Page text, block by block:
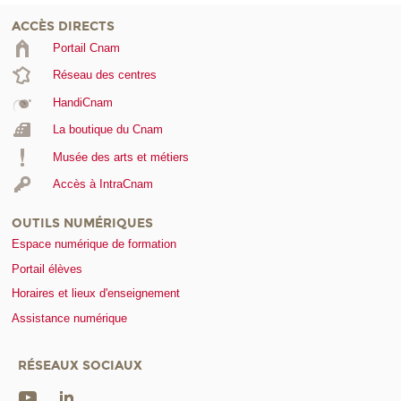
ACCÈS DIRECTS
Portail Cnam
Réseau des centres
HandiCnam
La boutique du Cnam
Musée des arts et métiers
Accès à IntraCnam
OUTILS NUMÉRIQUES
Espace numérique de formation
Portail élèves
Horaires et lieux d'enseignement
Assistance numérique
RÉSEAUX SOCIAUX